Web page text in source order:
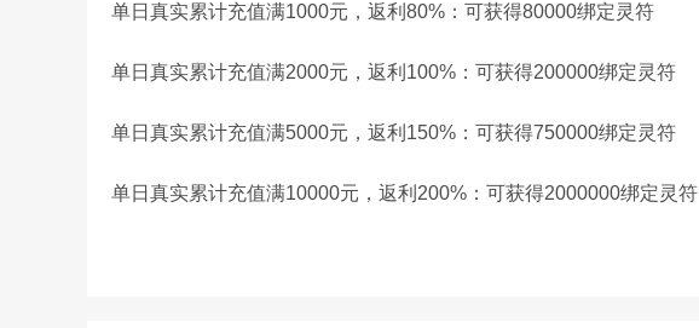
单日真实累计充值满1000元，返利80%：可获得80000绑定灵符
单日真实累计充值满2000元，返利100%：可获得200000绑定灵符
单日真实累计充值满5000元，返利150%：可获得750000绑定灵符
单日真实累计充值满10000元，返利200%：可获得2000000绑定灵符